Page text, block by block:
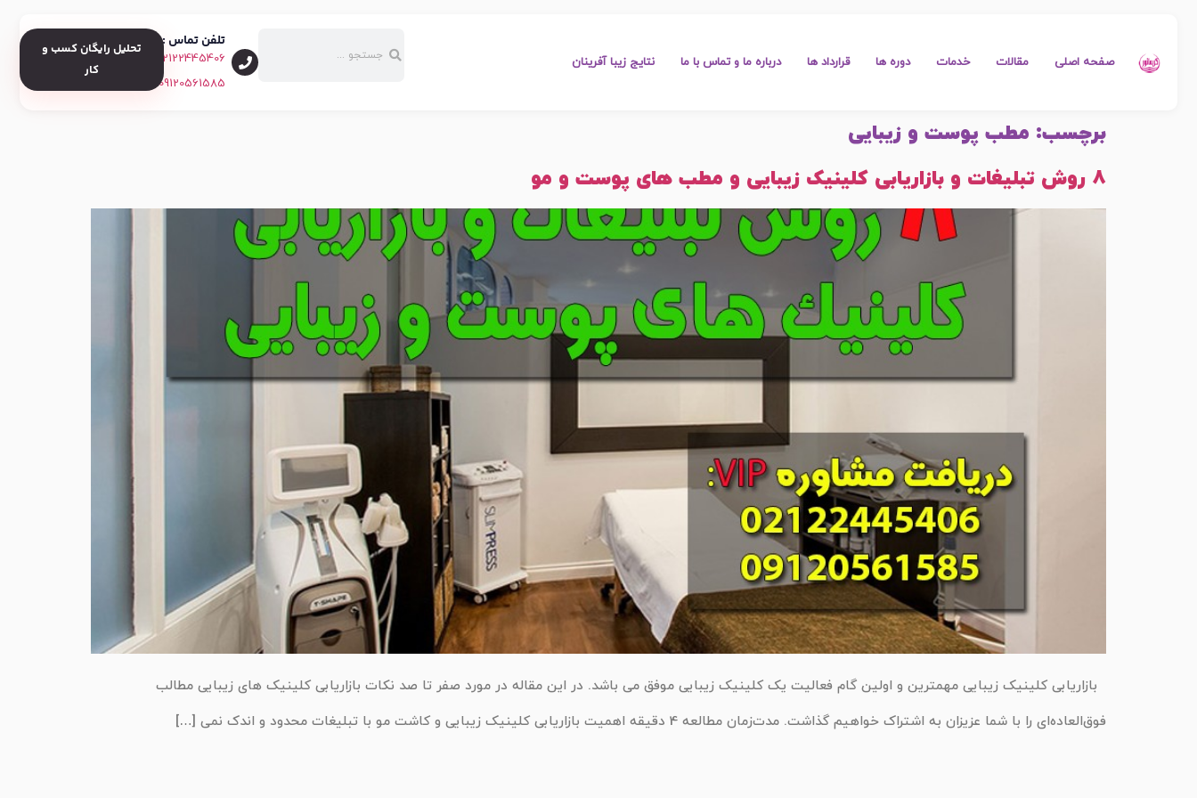
صفحه اصلی مقالات خدمات دوره ها قرارداد ها درباره ما و تماس با ما نتایج زیبا آفرینان
تلفن تماس :
02122445406
09120561585
تحلیل رایگان کسب و
کار
برچسب: مطب پوست و زیبایی
8 روش تبلیغات و بازاریابی کلینیک زیبایی و مطب های پوست و مو
بازاریابی کلینیک زیبایی مهمترین و اولین گام فعالیت یک کلینیک زیبایی موفق می باشد. در این مقاله در مورد صفر تا صد نکات بازاریابی کلینیک های زیبایی مطالب
فوق‌العاده‌ای را با شما عزیزان به اشتراک خواهیم گذاشت. مدت‌زمان مطالعه 4 دقیقه اهمیت بازاریابی کلینیک زیبایی و کاشت مو با تبلیغات محدود و اندک نمی […]